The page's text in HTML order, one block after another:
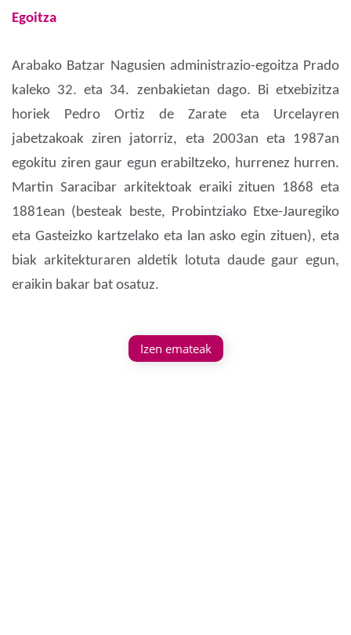
Egoitza
Arabako Batzar Nagusien administrazio-egoitza Prado
kaleko 32. eta 34. zenbakietan dago. Bi etxebizitza
horiek Pedro Ortiz de Zarate eta Urcelayren
jabetzakoak ziren jatorriz, eta 2003an eta 1987an
egokitu ziren gaur egun erabiltzeko, hurrenez hurren.
Martin Saracibar arkitektoak eraiki zituen 1868 eta
1881ean (besteak beste, Probintziako Etxe-Jauregiko
eta Gasteizko kartzelako eta lan asko egin zituen), eta
biak arkitekturaren aldetik lotuta daude gaur egun,
eraikin bakar bat osatuz.
Izen emateak